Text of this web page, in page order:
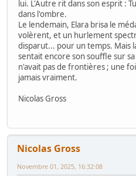
lui. L'Autre rit dans son esprit :
dans l'ombre.
Le lendemain, Elara brisa le
volèrent, et un hurlement
disparut... pour un temps. Mais
sentait encore son souffle sur
n'avait pas de frontières ; une
jamais vraiment.
Nicolas Gross
Nicolas Gross
Novembre 01, 2025, 16:32:08